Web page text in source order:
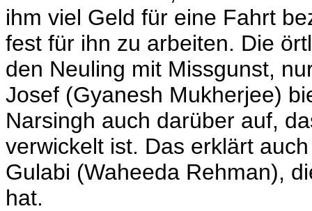
ihm viel Geld für eine Fahrt
fest für ihn zu arbeiten. Die
den Neuling mit Missgunst,
Josef (Gyanesh Mukherjee)
Narsingh auch darüber auf,
verwickelt ist. Das erklärt
Gulabi (Waheeda Rehman),
hat.